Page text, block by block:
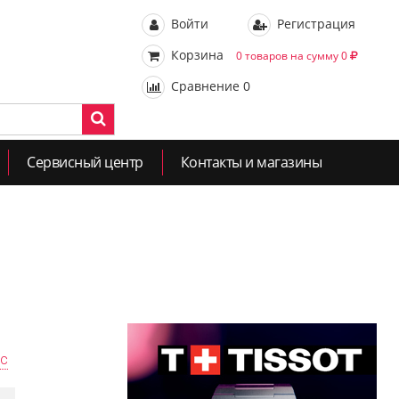
Войти
Регистрация
Корзина
0 товаров на сумму 0
Сравнение 0
Сервисный центр Контакты и магазины